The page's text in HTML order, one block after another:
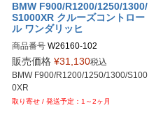
BMW F900/R1200/1250/1300/
S1000XR クルーズコントロー
ル ワンダリッヒ
商品番号 W26160-102
販売価格 ¥31,130税込
BMW F900/R1200/1250/1300/S100
0XR
1～2ヶ月